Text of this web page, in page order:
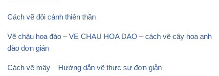
Cách vẽ đôi cánh thiên thần
Vẽ chậu hoa đào – VE CHAU HOA DAO – cách vẽ cây hoa anh
đào đơn giản
Cách vẽ mây – Hướng dẫn vẽ thực sự đơn giản